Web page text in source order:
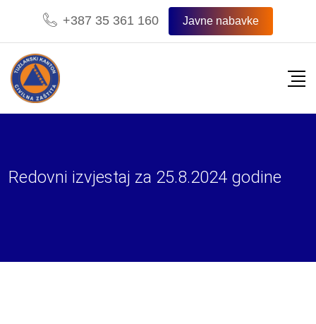
content
+387 35 361 160 Javne nabavke
Redovni izvjestaj za 25.8.2024 godine